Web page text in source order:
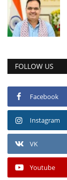
FOLLOW US
Facebook
Instagram
VK
Youtube